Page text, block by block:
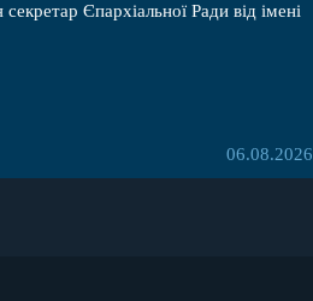
Єпархіальної Ради від імені
06.08.2026